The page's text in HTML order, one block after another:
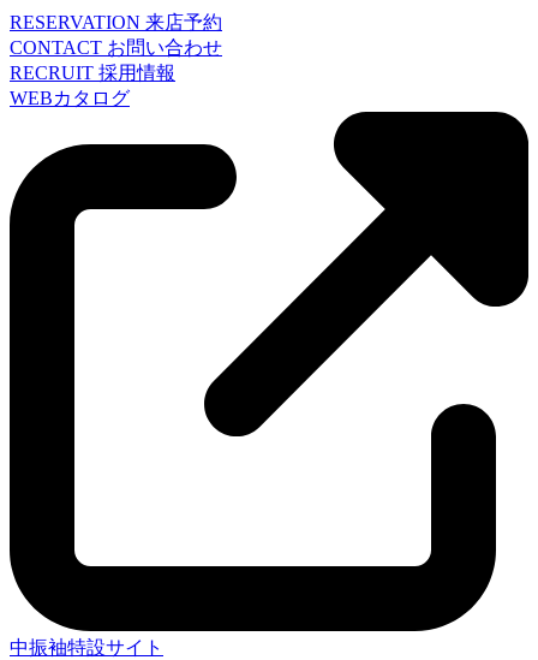
RESERVATION 来店予約
CONTACT お問い合わせ
RECRUIT 採用情報
WEBカタログ
中振袖特設サイト